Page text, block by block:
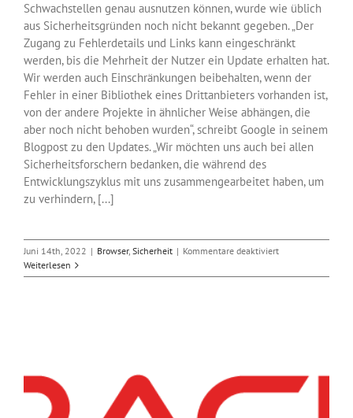
Schwachstellen genau ausnutzen können, wurde wie üblich
aus Sicherheitsgründen noch nicht bekannt gegeben. „Der
Zugang zu Fehlerdetails und Links kann eingeschränkt
werden, bis die Mehrheit der Nutzer ein Update erhalten hat.
Wir werden auch Einschränkungen beibehalten, wenn der
Fehler in einer Bibliothek eines Drittanbieters vorhanden ist,
von der andere Projekte in ähnlicher Weise abhängen, die
aber noch nicht behoben wurden“, schreibt Google in seinem
Blogpost zu den Updates. „Wir möchten uns auch bei allen
Sicherheitsforschern bedanken, die während des
Entwicklungszyklus mit uns zusammengearbeitet haben, um
zu verhindern, [...]
Juni 14th, 2022 | Browser, Sicherheit | Kommentare deaktiviertfür
hat
Weiterlesen